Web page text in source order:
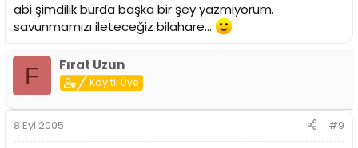
abi şimdilik burda başka bir şey yazmiyorum.
savunmamızı ileteceğiz bilahare...
F Fırat Uzun
Kayıtlı Üye
8 Eyl 2005 #9